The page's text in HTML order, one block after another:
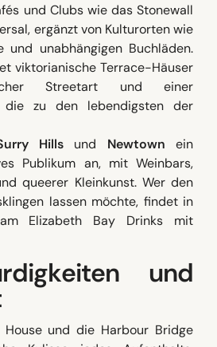
und Clubs wie das Stonewall
ergänzt von Kulturorten wie
und unabhängigen Buchläden.
viktorianische Terrace-Häuser
Streetart und einer
die zu den lebendigsten der
Hills und Newtown ein
Publikum an, mit Weinbars,
queerer Kleinkunst. Wer den
lassen möchte, findet in
Elizabeth Bay Drinks mit
und
House und die Harbour Bridge